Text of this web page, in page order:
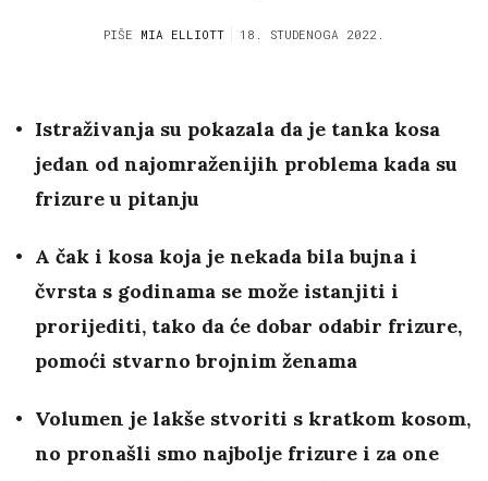
PIŠE MIA ELLIOTT 18. STUDENOGA 2022.
Istraživanja su pokazala da je tanka kosa
jedan od najomraženijih problema kada su
frizure u pitanju
A čak i kosa koja je nekada bila bujna i
čvrsta s godinama se može istanjiti i
prorijediti, tako da će dobar odabir frizure,
pomoći stvarno brojnim ženama
Volumen je lakše stvoriti s kratkom kosom,
no pronašli smo najbolje frizure i za one